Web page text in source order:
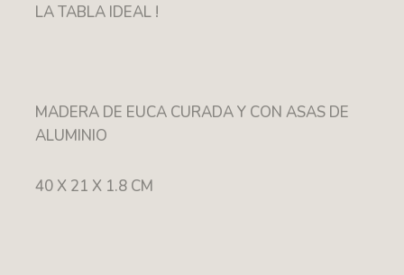
LA TABLA IDEAL !
MADERA DE EUCA CURADA Y CON ASAS DE
ALUMINIO
40 X 21 X 1.8 CM